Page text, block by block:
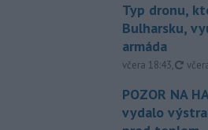
Typ dronu,
Bulharsku,
armáda
včera 18:43,
POZOR NA
vydalo